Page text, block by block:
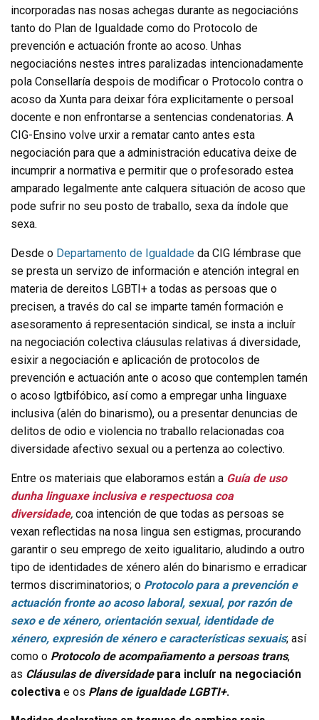
incorporadas nas nosas achegas durante as negociacións
tanto do Plan de Igualdade como do Protocolo de
prevención e actuación fronte ao acoso. Unhas
negociacións nestes intres paralizadas intencionadamente
pola Consellaría despois de modificar o Protocolo contra o
acoso da Xunta para deixar fóra explicitamente o persoal
docente e non enfrontarse a sentencias condenatorias. A
CIG-Ensino volve urxir a rematar canto antes esta
negociación para que a administración educativa deixe de
incumprir a normativa e permitir que o profesorado estea
amparado legalmente ante calquera situación de acoso que
pode sufrir no seu posto de traballo, sexa da índole que
sexa.
Desde o Departamento de Igualdade da CIG lémbrase que
se presta un servizo de información e atención integral en
materia de dereitos LGBTI+ a todas as persoas que o
precisen, a través do cal se imparte tamén formación e
asesoramento á representación sindical, se insta a incluír
na negociación colectiva cláusulas relativas á diversidade,
esixir a negociación e aplicación de protocolos de
prevención e actuación ante o acoso que contemplen tamén
o acoso lgtbifóbico, así como a empregar unha linguaxe
inclusiva (alén do binarismo), ou a presentar denuncias de
delitos de odio e violencia no traballo relacionadas coa
diversidade afectivo sexual ou a pertenza ao colectivo.
Entre os materiais que elaboramos están a Guía de uso
dunha linguaxe inclusiva e respectuosa coa
diversidade, coa intención de que todas as persoas se
vexan reflectidas na nosa lingua sen estigmas, procurando
garantir o seu emprego de xeito igualitario, aludindo a outro
tipo de identidades de xénero alén do binarismo e erradicar
termos discriminatorios; o Protocolo para a prevención e
actuación fronte ao acoso laboral, sexual, por razón de
sexo e de xénero, orientación sexual, identidade de
xénero, expresión de xénero e características sexuais; así
como o Protocolo de acompañamento a persoas trans,
as Cláusulas de diversidadepara incluír na negociación
colectiva e os Plans de igualdade LGBTI+.